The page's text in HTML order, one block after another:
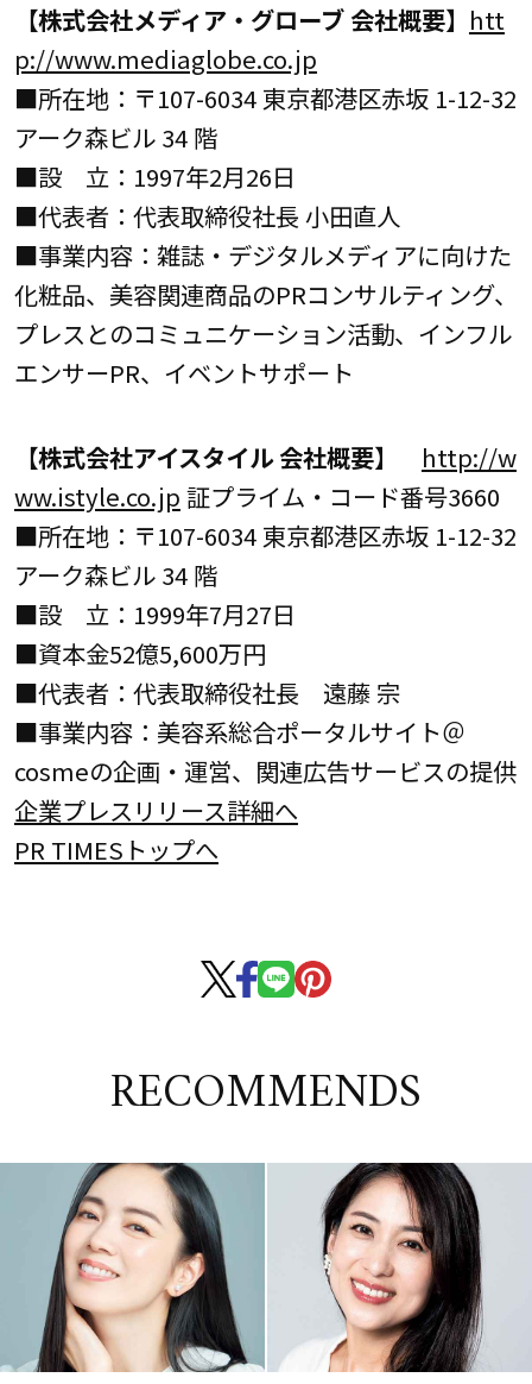
【株式会社メディア・グローブ 会社概要】 htt
p://www.mediaglobe.co.jp
■所在地：〒107-6034 東京都港区赤坂 1-12-32
アーク森ビル 34 階
■設 立：1997年2月26日
■代表者：代表取締役社長 小田直人
■事業内容：雑誌・デジタルメディアに向けた
化粧品、美容関連商品のPRコンサルティング、
プレスとのコミュニケーション活動、インフル
エンサーPR、イベントサポート
【株式会社アイスタイル 会社概要】
http://w
ww.istyle.co.jp 証プライム・コード番号3660
■所在地：〒107-6034 東京都港区赤坂 1-12-32
アーク森ビル 34 階
■設 立：1999年7月27日
■資本金52億5,600万円
■代表者：代表取締役社長 遠藤 宗
■事業内容：美容系総合ポータルサイト＠
cosmeの企画・運営、関連広告サービスの提供
企業プレスリリース詳細へ
PR TIMESトップへ
RECOMMENDS